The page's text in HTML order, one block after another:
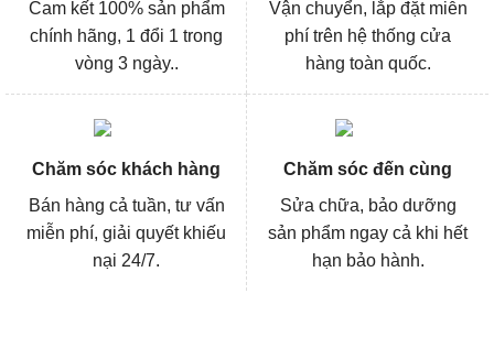
Cam kết 100% sản phẩm
chính hãng, 1 đổi 1 trong
vòng 3 ngày..
Vận chuyển, lắp đặt miễn
phí trên hệ thống cửa
hàng toàn quốc.
Chăm sóc khách hàng
Bán hàng cả tuần, tư vấn
miễn phí, giải quyết khiếu
nại 24/7.
Chăm sóc đến cùng
Sửa chữa, bảo dưỡng
sản phẩm ngay cả khi hết
hạn bảo hành.